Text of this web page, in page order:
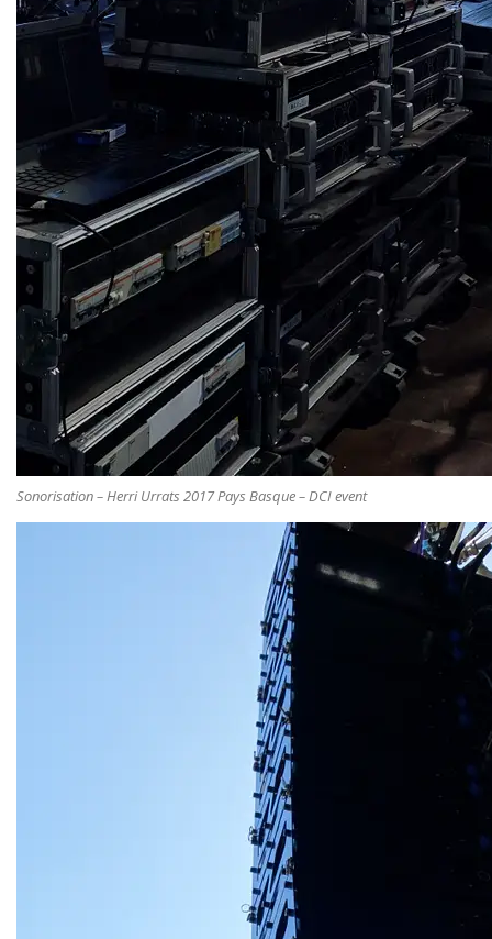
Sonorisation – Herri Urrats 2017 Pays Basque – DCI event